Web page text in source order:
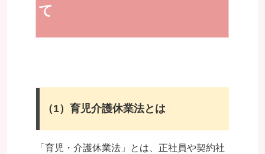
て
（1）育児介護休業法とは
「育児・介護休業法」とは、正社員や契約社